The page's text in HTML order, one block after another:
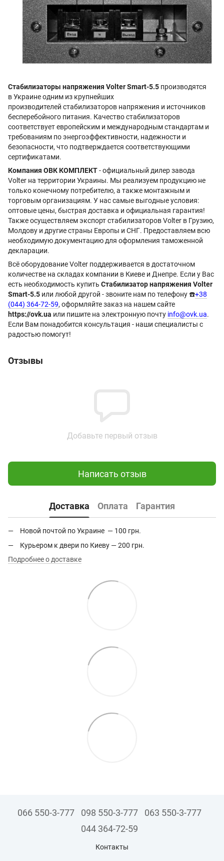
Стабилизаторы напряжения Volter Smart-5.5 производятся
в Украине одним из крупнейших
производителей стабилизаторов напряжения и источников
бесперебойного питания. Качество стабилизаторов
соответствует европейским и международным стандартам и
требованиям по энергоэффективности, надежности и
безопасности, что подтверждается соответствующими
сертификатами.
Компания ОВК КОМПЛЕКТ- официальный дилер завода
Volter на территории Украины. Мы реализуем продукцию не
только конечному потребителю, а также монтажным и
торговым организациям. У нас самые выгодные условия:
оптовые цены, быстрая доставка и официальная гарантия!
Также осуществляем экспорт стабилизаторов Volter в Грузию,
Молдову и другие страны Европы и СНГ. Предоставляем всю
необходимую документацию для оформления таможенной
декларации.
Всё оборудование Volter поддерживается в достаточном
количестве на складах компании в Киеве и Днепре. Если у Вас
есть необходимость купить Стабилизатор напряжения Volter
Smart-5.5 или любой другой - звоните нам по телефону ☎️+38
(044) 364-72-59, оформляйте заказ на нашем сайте
https://ovk.ua или пишите на электронную почту info@ovk.ua.
Если Вам понадобится консультация - наши специалисты с
радостью помогут!
Отзывы
Добавьте первый отзыв
Написать отзыв
Доставка Оплата Гарантия
Новой почтой по Украине — 100 грн.
Курьером к двери по Киеву — 200 грн.
Подробнее о доставке
066 550-3-777 098 550-3-777
063 550-3-777
044 364-72-59
Контакты